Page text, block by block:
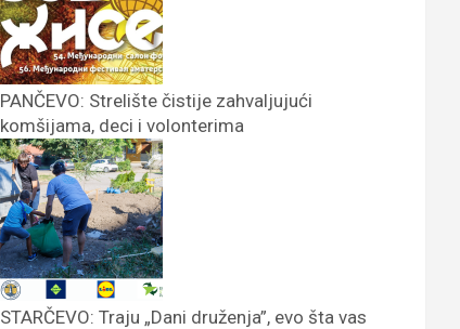
PANČEVO: Strelište čistije zahvaljujući
komšijama, deci i volonterima
STARČEVO: Traju „Dani druženja”, evo šta vas